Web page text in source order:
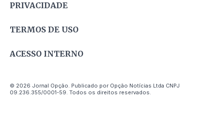
PRIVACIDADE
TERMOS DE USO
ACESSO INTERNO
© 2026 Jornal Opção. Publicado por Opção Notícias Ltda CNPJ
09.236.355/0001-59. Todos os direitos reservados.